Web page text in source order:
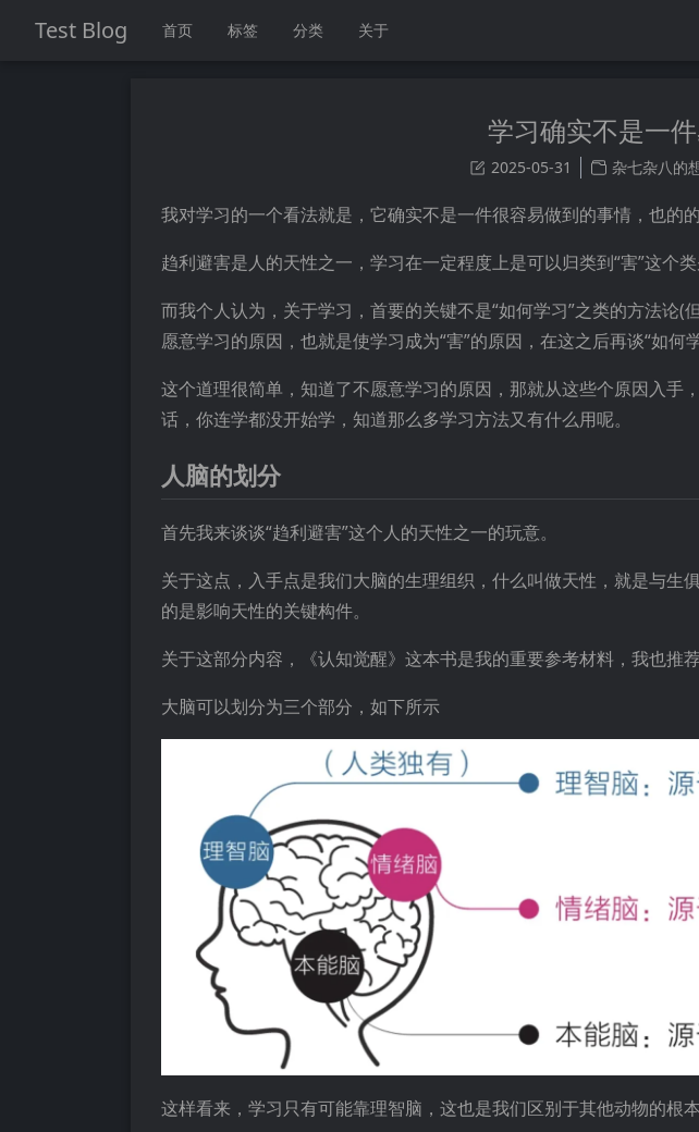
Test Blog 首页 标签 分类 关于
学习确实不是一
2025-05-31 杂七杂八的
我对学习的一个看法就是，它确实不是一件很容易做到的事情，也的的
趋利避害是人的天性之一，学习在一定程度上是可以归类到“害”这个
而我个人认为，关于学习，首要的关键不是“如何学习”之类的方法论
愿意学习的原因，也就是使学习成为“害”的原因，在这之后再谈“如何学
这个道理很简单，知道了不愿意学习的原因，那就从这些个原因入手
话，你连学都没开始学，知道那么多学习方法又有什么用呢。
人脑的划分
首先我来谈谈“趋利避害”这个人的天性之一的玩意。
关于这点，入手点是我们大脑的生理组织，什么叫做天性，就是与生
的是影响天性的关键构件。
关于这部分内容，《认知觉醒》这本书是我的重要参考材料，我也推荐
大脑可以划分为三个部分，如下所示
这样看来，学习只有可能靠理智脑，这也是我们区别于其他动物的根